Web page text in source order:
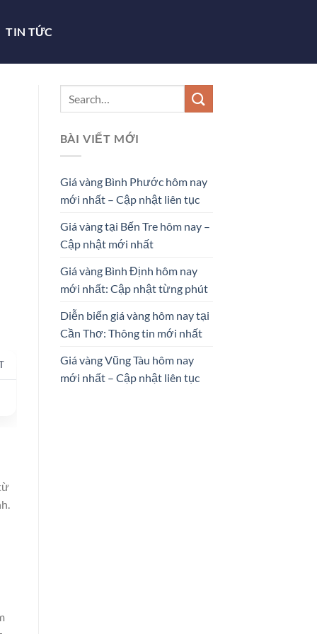
TIN TỨC
BÀI VIẾT MỚI
Giá vàng Bình Phước hôm nay
mới nhất – Cập nhật liên tục
Giá vàng tại Bến Tre hôm nay –
Cập nhật mới nhất
Giá vàng Bình Định hôm nay
mới nhất: Cập nhật từng phút
Diễn biến giá vàng hôm nay tại
Cần Thơ: Thông tin mới nhất
Giá vàng Vũng Tàu hôm nay
mới nhất – Cập nhật liên tục